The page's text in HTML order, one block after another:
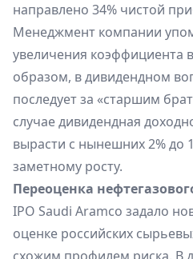
направлено 34% чистой
Менеджмент компании
увеличения коэффициента
образом, в дивидендном
последует за «старшим
случае дивидендная
вырасти с нынешних 2% до
заметному росту.
Переоценка
IPO Saudi Aramco задало
оценке российских